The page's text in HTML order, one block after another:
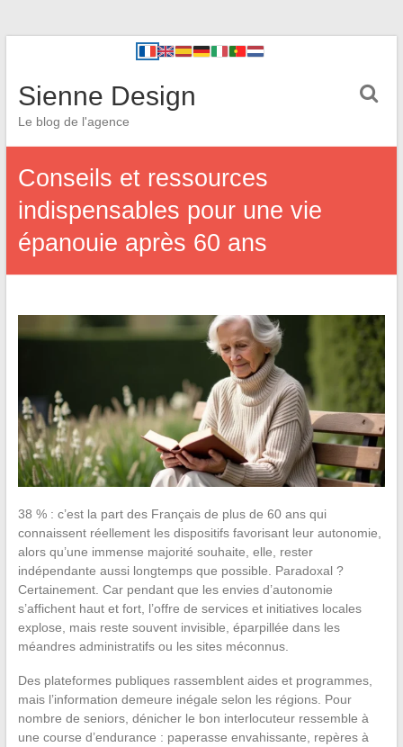
Sienne Design
Le blog de l'agence
Conseils et ressources
indispensables pour une vie
épanouie après 60 ans
38 % : c’est la part des Français de plus de 60 ans qui
connaissent réellement les dispositifs favorisant leur autonomie,
alors qu’une immense majorité souhaite, elle, rester
indépendante aussi longtemps que possible. Paradoxal ?
Certainement. Car pendant que les envies d’autonomie
s’affichent haut et fort, l’offre de services et initiatives locales
explose, mais reste souvent invisible, éparpillée dans les
méandres administratifs ou les sites méconnus.
Des plateformes publiques rassemblent aides et programmes,
mais l’information demeure inégale selon les régions. Pour
nombre de seniors, dénicher le bon interlocuteur ressemble à
une course d’endurance : paperasse envahissante, repères à